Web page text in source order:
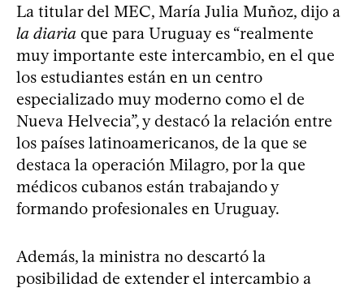
La titular del MEC, María Julia Muñoz, dijo a
la diaria que para Uruguay es “realmente
muy importante este intercambio, en el que
los estudiantes están en un centro
especializado muy moderno como el de
Nueva Helvecia”, y destacó la relación entre
los países latinoamericanos, de la que se
destaca la operación Milagro, por la que
médicos cubanos están trabajando y
formando profesionales en Uruguay.
Además, la ministra no descartó la
posibilidad de extender el intercambio a